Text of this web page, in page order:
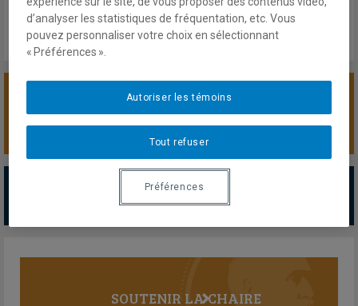
SOUTENIR LA CHAIRE
PARTENAIRES MAJEURS
Tous les partenaires
SOUTENIR LA CHAIRE
d’analyser les statistiques de fréquentation, etc. Vous
pouvez personnaliser votre choix en sélectionnant
« Préférences ».
Tout refuser
Autoriser les témoins
Préférences